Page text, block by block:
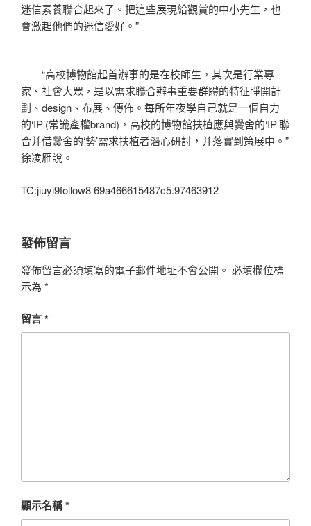
迷信素養聯合起來了。把這些展現給觀賞的中小先生，也
會激起他們的迷信愛好。”
“高校博物館起首辦事的是在校師生，其次是行業專
家、社會大眾，是以需求聯合辦事重要群體的特征睜開計
劃、design、布展、傳佈。每所年夜學自己就是一個自力
的‘IP’(常識產權brand)，高校的博物館扶植應與黌舍的‘IP’聯
合并借黌舍的‘勢’需求扶植者潛心研討，并落實到策展中。”
徐凌雁說。
TC:jiuyi9follow8 69a466615487c5.97463912
發佈留言
發佈留言必須填寫的電子郵件地址不會公開。 必填欄位標
示為 *
留言*
顯示名稱*